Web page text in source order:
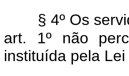
§ 4º Os
art. 1º não
instituída pela